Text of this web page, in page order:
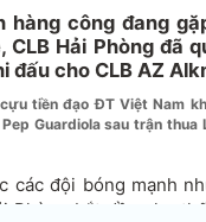
công đang
CLB Hải Phòng đã
đấu cho CLB AZ
tiền đạo ĐT Việt Nam
Guardiola sau trận thua
các đội bóng mạnh
Phòng bắt đầu cho